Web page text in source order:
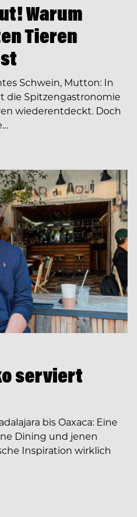
Warum
Tieren
Schwein, Mutton: In
die Spitzengastronomie
wiederentdeckt. Doch
serviert
bis Oaxaca: Eine
Dining und jenen
Inspiration wirklich